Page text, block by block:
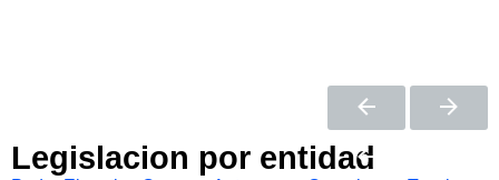
Legislacion por entidad